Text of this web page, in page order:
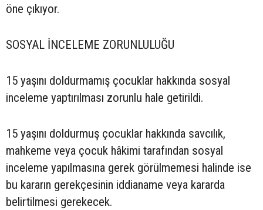
öne çıkıyor.
SOSYAL İNCELEME ZORUNLULUĞU
15 yaşını doldurmamış çocuklar hakkında sosyal
inceleme yaptırılması zorunlu hale getirildi.
15 yaşını doldurmuş çocuklar hakkında savcılık,
mahkeme veya çocuk hâkimi tarafından sosyal
inceleme yapılmasına gerek görülmemesi halinde ise
bu kararın gerekçesinin iddianame veya kararda
belirtilmesi gerekecek.